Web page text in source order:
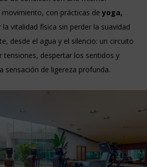
movimiento, con prácticas de yoga,
vitalidad física sin perder la suavidad
desde el agua y el silencio: un circuito
tensiones, despertar los sentidos y
sensación de ligereza profunda.